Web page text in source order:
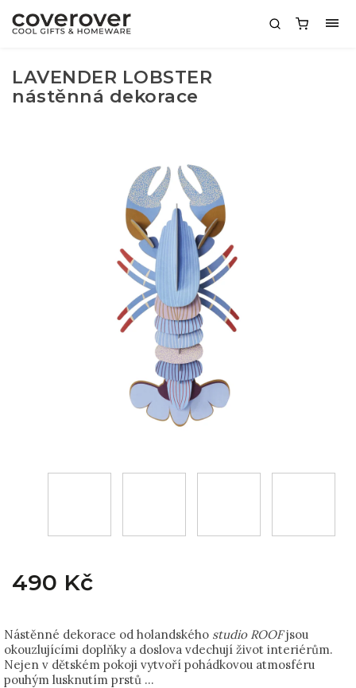
LAVENDER LOBSTER
nástěnná dekorace
490 Kč
Nástěnné dekorace od holandského studio ROOFjsou
okouzlujícími doplňky a doslova vdechují život interiérům.
Nejen v dětském pokoji vytvoří pohádkovou atmosféru
pouhým lusknutím prstů …